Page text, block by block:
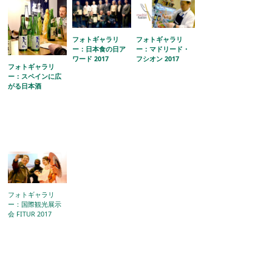
フォトギャラリ
ー：スペインに広
がる日本酒
フォトギャラリ
ー：日本食の日ア
ワード 2017
フォトギャラリ
ー：マドリード・
フシオン 2017
フォトギャラリ
ー：国際観光展示
会 FITUR 2017